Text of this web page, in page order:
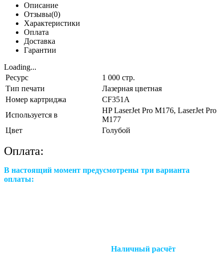
Описание
Отзывы(0)
Характеристики
Оплата
Доставка
Гарантии
Loading...
Ресурс
1 000 стр.
Тип печати
Лазерная цветная
Номер картриджа
CF351A
Используется в
HP LaserJet Pro M176, LaserJet Pro
M177
Цвет
Голубой
Оплата:
В настоящий момент предусмотрены три варианта
оплаты:
Наличный расчёт